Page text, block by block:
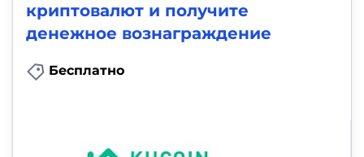
криптовалют и получите
денежное вознаграждение
Бесплатно